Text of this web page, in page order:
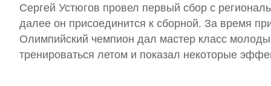
Сергей Устюгов провел первый сбор с
далее он присоединится к сборной. За время
Олимпийский чемпион дал мастер класс
тренироваться летом и показал некоторые